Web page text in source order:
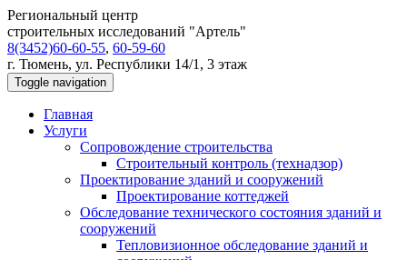
Региональный центр
строительных исследований "Артель"
8(3452)60-60-55, 60-59-60
г. Тюмень, ул. Республики 14/1, 3 этаж
Toggle navigation
Главная
Услуги
Сопровождение строительства
Строительный контроль (технадзор)
Проектирование зданий и сооружений
Проектирование коттеджей
Обследование технического состояния зданий и
сооружений
Тепловизионное обследование зданий и